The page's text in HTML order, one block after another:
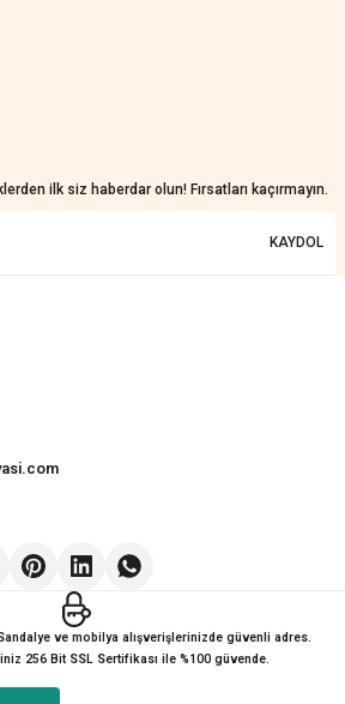
ilk siz haberdar olun! Fırsatları kaçırmayın.
KAYDOL
ve mobilya alışverişlerinizde güvenli adres.
256 Bit SSL Sertifikası ile %100 güvende.